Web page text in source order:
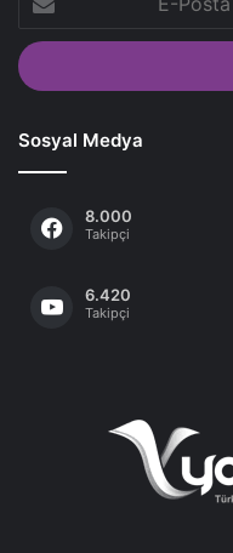
Posta
adresinizi
giriniz
Sosyal Medya
8.000
Takipçi
6.420
Takipçi